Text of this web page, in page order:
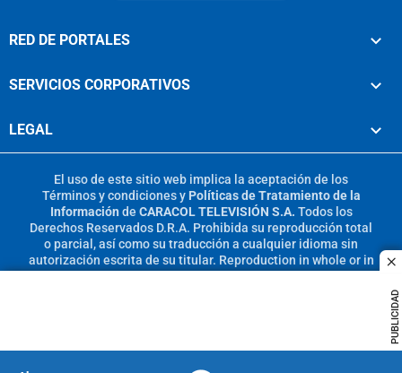
PUBLICIDAD
RED DE PORTALES
SERVICIOS CORPORATIVOS
LEGAL
El uso de este sitio web implica la aceptación de los
Términos y condicionesy Políticas de Tratamiento de la
Información de CARACOL TELEVISIÓN S.A. Todos los
Derechos Reservados D.R.A. Prohibida su reproducción total
o parcial, así como su traducción a cualquier idioma sin
autorización escrita de su titular. Reproduction in whole or in